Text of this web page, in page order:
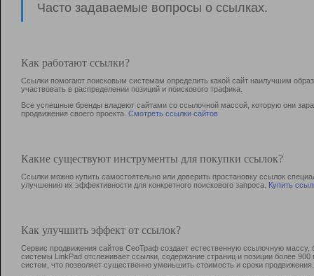
Часто задаваемые вопросы о ссылках.
Как работают ссылки?
Ссылки помогают поисковым системам определить какой сайт наилучшим
участвовать в раcпределении позиций и поискового трафика.
Все успешные бренды владеют сайтами со ссылочной массой, которую они
продвижения своего проекта. Смотреть ссылки сайтов
Какие существуют инструменты для покупки ссылок?
Ссылки можно купить самостоятельно или доверить простановку ссылок
улучшению их эффективности для конкретного поискового запроса. Купить
Как улучшить эффект от ссылок?
Сервис продвижения сайтов СеоТраф создает естественную ссылочную
системы LinkPad отслеживает ссылки, содержание страниц и позиции более
систем, что позволяет существенно уменьшить стоимость и сроки продвижения.